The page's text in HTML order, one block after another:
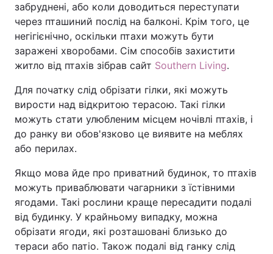
Економіка Світ
Спорт Наука
Техно і зв'язок Лайт
Зброя Інциденти
Здоров'я Туризм
Цікавинки
Екологія Регіони
Лонгріди
Відео з Youtube Статті
забруднені, або коли доводиться переступати
через пташиний послід на балконі. Крім того, це
негігієнічно, оскільки птахи можуть бути
заражені хворобами. Сім способів захистити
житло від птахів зібрав сайт Southern Living.
Для початку слід обрізати гілки, які можуть
вирости над відкритою терасою. Такі гілки
можуть стати улюбленим місцем ночівлі птахів, і
до ранку ви обов'язково це виявите на меблях
або перилах.
Якщо мова йде про приватний будинок, то птахів
можуть приваблювати чагарники з їстівними
ягодами. Такі рослини краще пересадити подалі
від будинку. У крайньому випадку, можна
обрізати ягоди, які розташовані близько до
тераси або патіо. Також подалі від ганку слід